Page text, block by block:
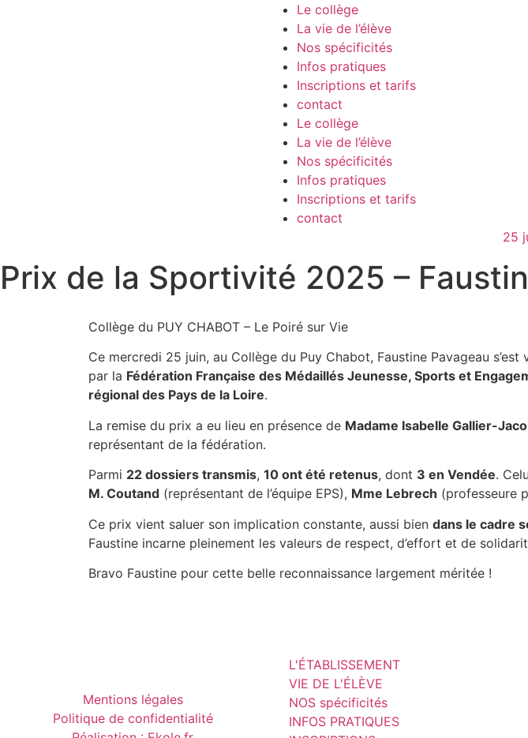
Le collège
La vie de l’élève
Nos spécificités
Infos pratiques
Inscriptions et tarifs
contact
Le collège
La vie de l’élève
Nos spécificités
Infos pratiques
Inscriptions et tarifs
contact
25
Prix de la Sportivité 2025 –
Collège du PUY CHABOT – Le Poiré sur Vie
Ce mercredi 25 juin, au Collège du Puy Chabot, Faustine Pavageau s’est
par la Fédération Française des Médaillés Jeunesse, Sports et
régional des Pays de la Loire.
La remise du prix a eu lieu en présence de Madame Isabelle Gallier-
représentant de la fédération.
Parmi 22 dossiers transmis, 10 ont été retenus, dont 3 en Vendée.
M. Coutand (représentant de l’équipe EPS), Mme Lebrech (professeure
Ce prix vient saluer son implication constante, aussi bien dans le cadre
Faustine incarne pleinement les valeurs de respect, d’effort et de
Bravo Faustine pour cette belle reconnaissance largement méritée !
Mentions légales
Politique de confidentialité
L'ÉTABLISSEMENT
VIE DE L'ÉLÈVE
NOS spécificités
INFOS PRATIQUES